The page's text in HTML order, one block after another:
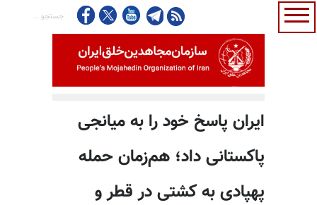
ایران پاسخ خود را به میانجی
پاکستانی داد؛ هم‌زمان حمله
پهپادی به کشتی در قطر و